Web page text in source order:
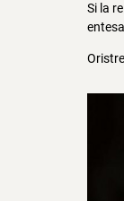
Si la
Oristrell